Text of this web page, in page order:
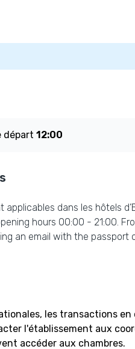
départ 12:00
applicables dans les hôtels
hours 00:00 - 21:00.
an email with the
les transactions
l'établissement aux
accéder aux chambres.